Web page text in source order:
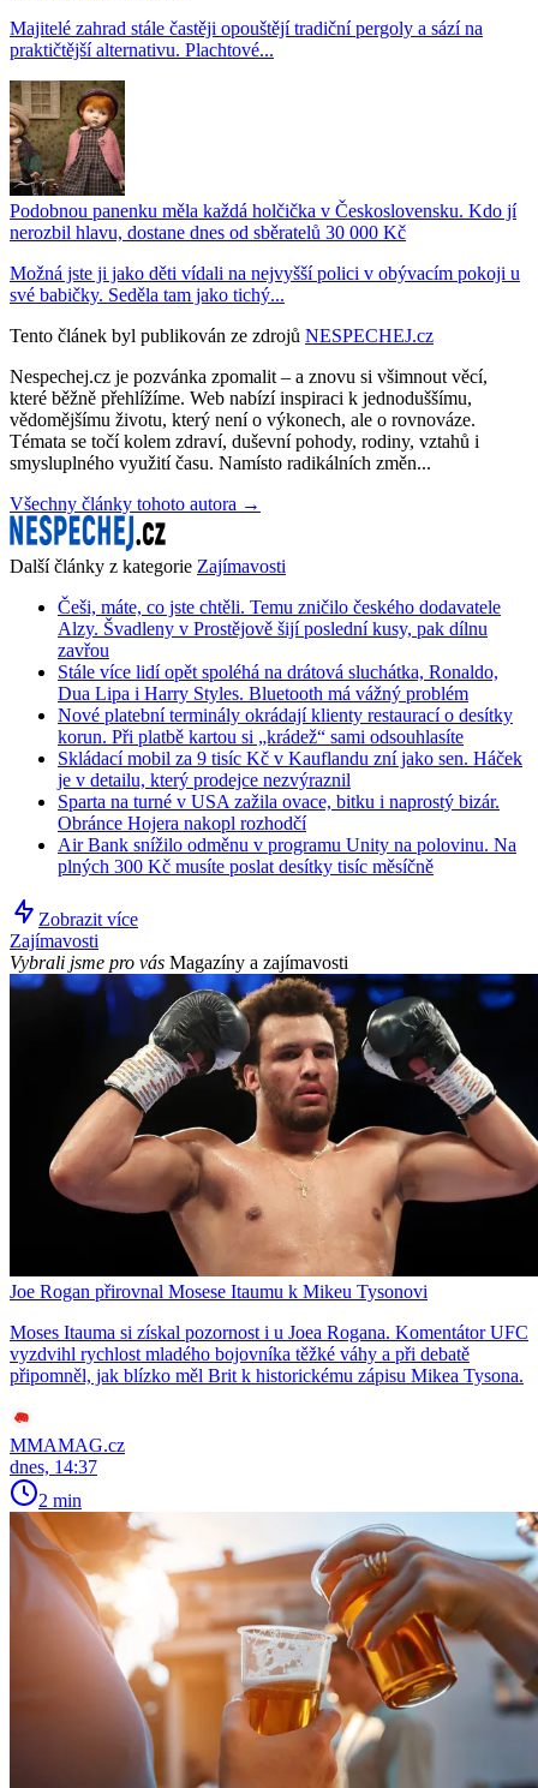
Majitelé zahrad stále častěji opouštějí tradiční pergoly a sází na
praktičtější alternativu. Plachtové...
Podobnou panenku měla každá holčička v Československu. Kdo jí
nerozbil hlavu, dostane dnes od sběratelů 30 000 Kč
Možná jste ji jako děti vídali na nejvyšší polici v obývacím pokoji u
své babičky. Seděla tam jako tichý...
Tento článek byl publikován ze zdrojů NESPECHEJ.cz
Nespechej.cz je pozvánka zpomalit – a znovu si všimnout věcí,
které běžně přehlížíme. Web nabízí inspiraci k jednoduššímu,
vědomějšímu životu, který není o výkonech, ale o rovnováze.
Témata se točí kolem zdraví, duševní pohody, rodiny, vztahů i
smysluplného využití času. Namísto radikálních změn...
Všechny články tohoto autora →
Další články z kategorie Zajímavosti
Češi, máte, co jste chtěli. Temu zničilo českého dodavatele
Alzy. Švadleny v Prostějově šijí poslední kusy, pak dílnu
zavřou
Stále více lidí opět spoléhá na drátová sluchátka, Ronaldo,
Dua Lipa i Harry Styles. Bluetooth má vážný problém
Nové platební terminály okrádají klienty restaurací o desítky
korun. Při platbě kartou si „krádež“ sami odsouhlasíte
Skládací mobil za 9 tisíc Kč v Kauflandu zní jako sen. Háček
je v detailu, který prodejce nezvýraznil
Sparta na turné v USA zažila ovace, bitku i naprostý bizár.
Obránce Hojera nakopl rozhodčí
Air Bank snížilo odměnu v programu Unity na polovinu. Na
plných 300 Kč musíte poslat desítky tisíc měsíčně
Zobrazit více
Zajímavosti
Vybrali jsme pro vás Magazíny a zajímavosti
Joe Rogan přirovnal Mosese Itaumu k Mikeu Tysonovi
Moses Itauma si získal pozornost i u Joea Rogana. Komentátor UFC
vyzdvihl rychlost mladého bojovníka těžké váhy a při debatě
připomněl, jak blízko měl Brit k historickému zápisu Mikea Tysona.
MMAMAG.cz
dnes, 14:37
2 min